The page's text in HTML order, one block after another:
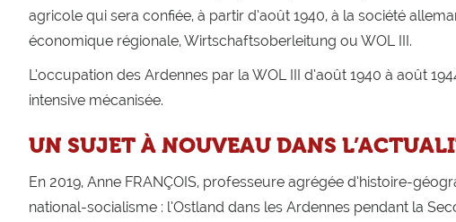
agricole qui sera confiée, à partir d’août 1940, à la société
économique régionale, Wirtschaftsoberleitung ou WOL III.
L’occupation des Ardennes par la WOL III d’août 1940 à août
intensive mécanisée.
UN SUJET À NOUVEAU DANS
En 2019, Anne FRANÇOIS, professeure agrégée d’histoire-
national-socialisme : l’Ostland dans les Ardennes pendant la